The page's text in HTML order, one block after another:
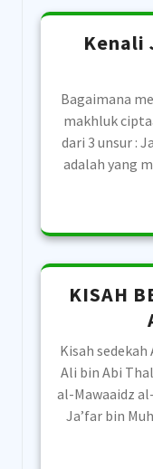
Kenali
Bagaimana
makhluk
dari 3 unsur :
adalah yang
KISAH
Kisah
Ali bin Abi
al-Mawaaidz
Ja’far bin